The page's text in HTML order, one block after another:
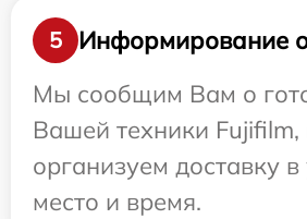
5
Информирование о
Мы сообщим Вам о
Вашей техники
организуем доставку
место и время.